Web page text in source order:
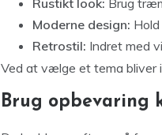
Rustikt look: Brug
Moderne design:
Retrostil: Indret med
Ved at vælge et tema bliver
Brug opbevaring